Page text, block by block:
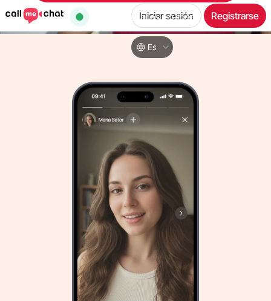
Es
Iniciar sesión Registrarse
usuarios en línea